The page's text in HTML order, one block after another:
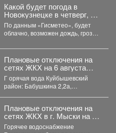
Какой будет погода в
Новокузнецке в четверг, 6
августа?
По данным «Гисметео», будет
облачно, возможен дождь, гроза,
Плановые отключения на
сетях ЖКХ на 6 августа
2026 г. (г. Новокузнецк)
Г орячая вода Куйбышевский
район: Бабушкина 2,2а,
Плановые отключения на
сетях ЖКХ в г. Мыски на 07
августа 2026 г.
Горячее водоснабжение